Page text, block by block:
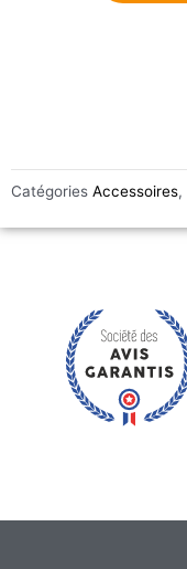
Catégories Accessoires,